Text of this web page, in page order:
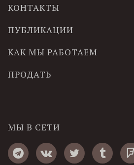
КОНТАКТЫ
ПУБЛИКАЦИИ
КАК МЫ РАБОТАЕМ
ПРОДАТЬ
МЫ В СЕТИ